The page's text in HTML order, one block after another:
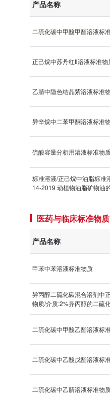
产品名称
二硫化碳中甲酸甲酯溶液标
正己烷中苏丹红Ⅱ溶液标准物
乙腈中隐色结晶紫溶液标准
异辛烷中二苯甲酮溶液标准
硫酸容量分析用溶液标准物
标准溶液/正己烷中油脂标准
14-2019 动植物油脂矿物油
医药与临床标准物质
产品名称
甲苯中苯溶液标准物质
异丙醇二硫化碳混合溶剂中
物质/介质:2%异丙醇的二硫
二硫化碳中甲酸乙酯溶液标
二硫化碳中乙酸戊酯溶液标
二硫化碳中乙腈溶液标准物